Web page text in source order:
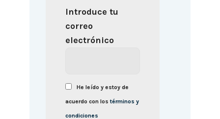
Introduce tu
correo
electrónico
He leído y estoy de
acuerdo con lostérminos y
condiciones